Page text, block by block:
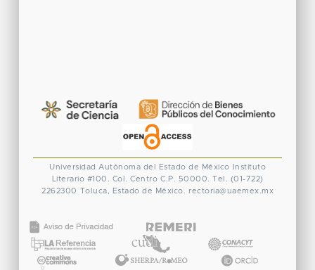
Universidad Autónoma del Estado de México
Instituto
Literario #100. Col. Centro C.P. 50000. Tel. (01-722)
2262300 Toluca, Estado de México. rectoria@uaemex.mx